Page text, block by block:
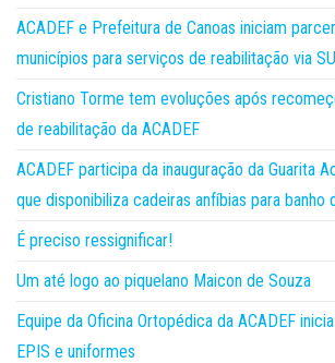
ACADEF e Prefeitura de Canoas iniciam
municípios para serviços de reabilitação via
Cristiano Torme tem evoluções após
de reabilitação da ACADEF
ACADEF participa da inauguração da Guarita
que disponibiliza cadeiras anfíbias para banho
É preciso ressignificar!
Um até logo ao piquelano Maicon de Souza
Equipe da Oficina Ortopédica da ACADEF
EPIS e uniformes